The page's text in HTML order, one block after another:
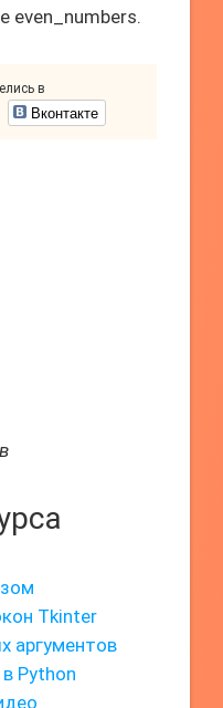
even_numbers.
в
Вконтакте
Tkinter
аргументов
Python